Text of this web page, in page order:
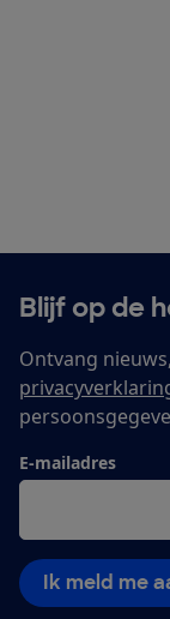
Blijf op de
Ontvang
E-mailadres
Ik meld me